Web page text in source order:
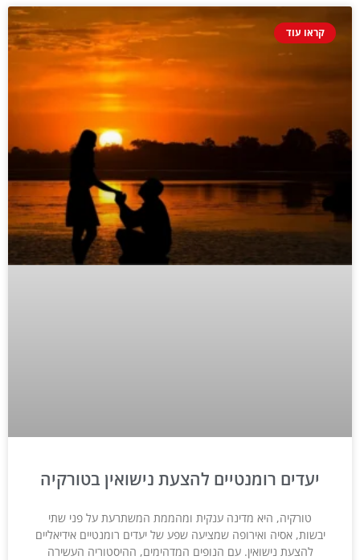
קראו עוד
יעדים רומנטיים להצעת נישואין בטורקיה
טורקיה, היא מדינה ענקית ומהממת המשתרעת על פני שתי
יבשות, אסיה ואירופה שמציעה שפע של יעדים רומנטיים אידיאליים
להצעת נישואין. עם הנופים המדהימים, ההיסטוריה העשירה